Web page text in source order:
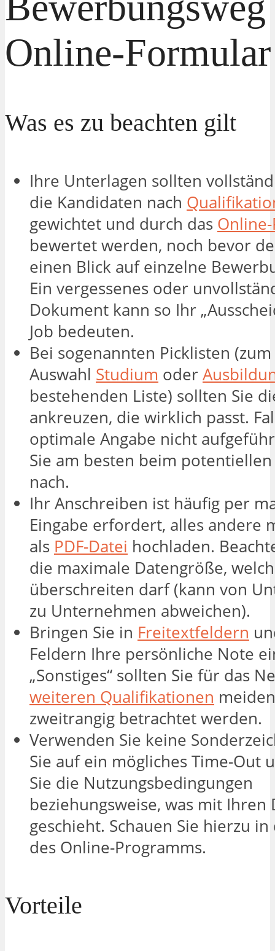
Online-Formular
Was es zu beachten gilt
Ihre Unterlagen sollten
die Kandidaten nach
gewichtet und durch das
bewertet werden, noch bevor
einen Blick auf einzelne
Ein vergessenes oder
Dokument kann so Ihr
Job bedeuten.
Bei sogenannten Picklisten
Auswahl Studium oder
bestehenden Liste) sollten Sie
ankreuzen, die wirklich passt.
optimale Angabe nicht
Sie am besten beim
nach.
Ihr Anschreiben ist häufig per
Eingabe erfordert, alles andere
als PDF-Datei hochladen.
die maximale Datengröße,
überschreiten darf (kann von
zu Unternehmen abweichen).
Bringen Sie in Freitextfeldern
Feldern Ihre persönliche Note
„Sonstiges“ sollten Sie für das
weiteren Qualifikationen
zweitrangig betrachtet werden.
Verwenden Sie keine
Sie auf ein mögliches Time-Out
Sie die Nutzungsbedingungen
beziehungsweise, was mit Ihren
geschieht. Schauen Sie hierzu in
des Online-Programms.
Vorteile